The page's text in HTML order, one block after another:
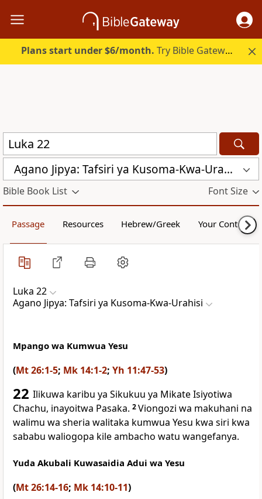
Plans start under $6/month. Try Bible Gateway Plus.
Agano Jipya: Tafsiri ya Kusoma-Kwa-Urahisi (TKU)
Bible Book List Font Size
Passage Resources Hebrew/Greek Your Content
Luka 22
Agano Jipya: Tafsiri ya Kusoma-Kwa-Urahisi
Mpango wa Kumwua Yesu
(Mt 26:1-5; Mk 14:1-2; Yh 11:47-53)
22 Ilikuwa karibu ya Sikukuu ya Mikate Isiyotiwa
Chachu, inayoitwa Pasaka. 2Viongozi wa makuhani na
walimu wa sheria walitaka kumwua Yesu kwa siri kwa
sababu waliogopa kile ambacho watu wangefanya.
Yuda Akubali Kuwasaidia Adui wa Yesu
(Mt 26:14-16; Mk 14:10-11)